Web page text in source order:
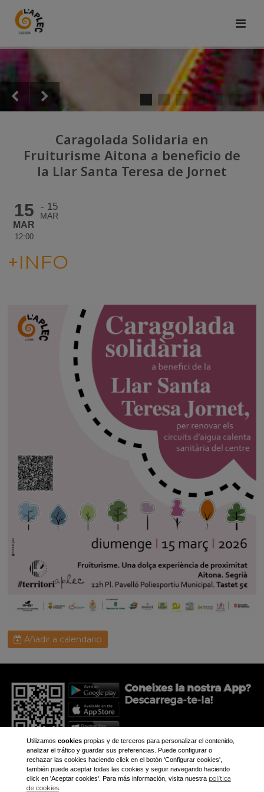
Caragolada Solidaria en
Fruiturisme Aitona a beneficio de
la Llar Santa Teresa de Jornet
15
MAR
12:00
15
MAR
+INFO
Añadir a calendario
Utilizamos cookiespropias y de terceros para personalizar el contenido,
analizar el tráfico y guardar sus preferencias. Puede configurar o
rechazar las cookies haciendo click en el botón 'Configurar cookies',
también puede aceptar todas las cookies y seguir navegando haciendo
click en 'Aceptar cookies'. Para más información, visita nuestra política
de cookies.